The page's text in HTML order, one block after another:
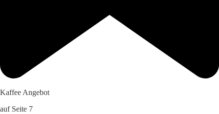
Kaffee Angebot
auf Seite 7